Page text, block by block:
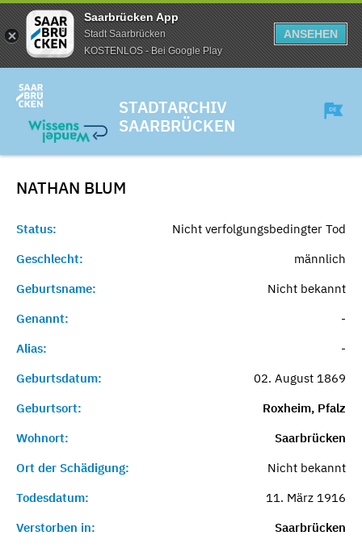
Saarbrücken App
Stadt Saarbrücken
KOSTENLOS - Bei Google Play
ANSEHEN
STADTARCHIV
SAARBRÜCKEN
NATHAN BLUM
Status:
Nicht verfolgungsbedingter Tod
Geschlecht:
männlich
Geburtsname:
Nicht bekannt
Genannt:
-
Alias:
-
Geburtsdatum:
02. August 1869
Geburtsort:
Roxheim, Pfalz
Wohnort:
Saarbrücken
Ort der Schädigung:
Nicht bekannt
Todesdatum:
11. März 1916
Verstorben in:
Saarbrücken